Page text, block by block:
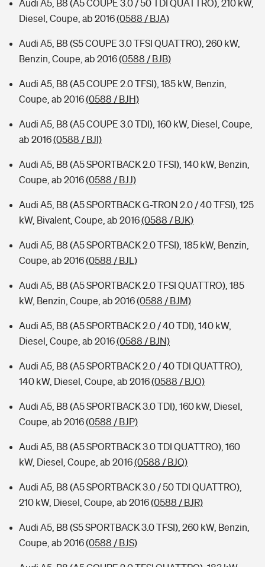
Audi A5, B8 (A5 COUPE 3.0 / 50 TDI QUATTRO), 210 kW,
Diesel, Coupe, ab 2016(0588 / BJA)
Audi A5, B8 (S5 COUPE 3.0 TFSI QUATTRO), 260 kW,
Benzin, Coupe, ab 2016(0588 / BJB)
Audi A5, B8 (A5 COUPE 2.0 TFSI), 185 kW, Benzin,
Coupe, ab 2016(0588 / BJH)
Audi A5, B8 (A5 COUPE 3.0 TDI), 160 kW, Diesel, Coupe,
ab 2016(0588 / BJI)
Audi A5, B8 (A5 SPORTBACK 2.0 TFSI), 140 kW, Benzin,
Coupe, ab 2016(0588 / BJJ)
Audi A5, B8 (A5 SPORTBACK G-TRON 2.0 / 40 TFSI), 125
kW, Bivalent, Coupe, ab 2016(0588 / BJK)
Audi A5, B8 (A5 SPORTBACK 2.0 TFSI), 185 kW, Benzin,
Coupe, ab 2016(0588 / BJL)
Audi A5, B8 (A5 SPORTBACK 2.0 TFSI QUATTRO), 185
kW, Benzin, Coupe, ab 2016(0588 / BJM)
Audi A5, B8 (A5 SPORTBACK 2.0 / 40 TDI), 140 kW,
Diesel, Coupe, ab 2016(0588 / BJN)
Audi A5, B8 (A5 SPORTBACK 2.0 / 40 TDI QUATTRO),
140 kW, Diesel, Coupe, ab 2016(0588 / BJO)
Audi A5, B8 (A5 SPORTBACK 3.0 TDI), 160 kW, Diesel,
Coupe, ab 2016(0588 / BJP)
Audi A5, B8 (A5 SPORTBACK 3.0 TDI QUATTRO), 160
kW, Diesel, Coupe, ab 2016(0588 / BJQ)
Audi A5, B8 (A5 SPORTBACK 3.0 / 50 TDI QUATTRO),
210 kW, Diesel, Coupe, ab 2016(0588 / BJR)
Audi A5, B8 (S5 SPORTBACK 3.0 TFSI), 260 kW, Benzin,
Coupe, ab 2016(0588 / BJS)